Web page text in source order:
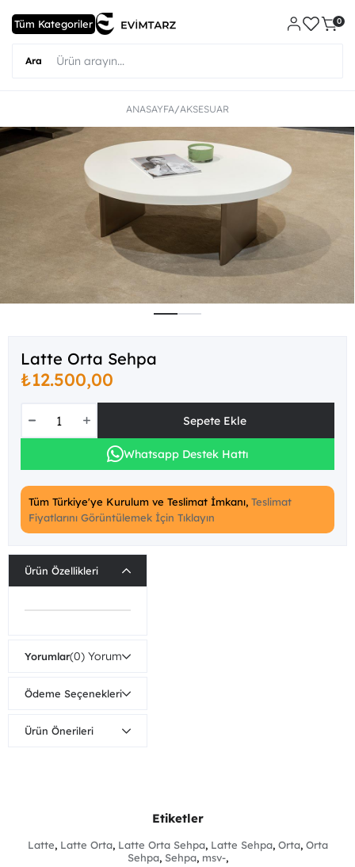
0
ANASAYFA AKSESUAR
Latte Orta Sehpa
₺12.500,00
Whatsapp Destek Hattı
Tüm Türkiye'ye Kurulum ve Teslimat İmkanı, Teslimat
Fiyatlarını Görüntülemek İçin Tıklayın
Ürün Özellikleri
Yorumlar(0)
Ödeme Seçenekleri
Ürün Önerileri
Etiketler
Latte, Latte Orta, Latte Orta Sehpa, Latte Sehpa, Orta, Orta
Sehpa, Sehpa, msv-,